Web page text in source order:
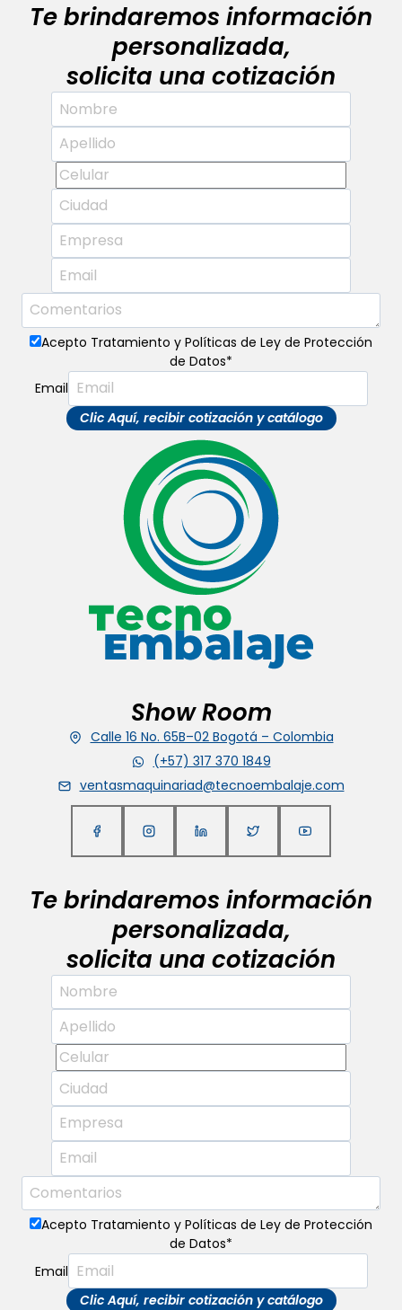
Te brindaremos información
personalizada,
solicita una cotización
Acepto Tratamiento y Políticas de Ley de Protección
de Datos*
Email
Clic Aquí, recibir cotización y catálogo
Show Room
Calle 16 No. 65B–02 Bogotá – Colombia
(+57) 317 370 1849
ventasmaquinariad@tecnoembalaje.com
Te brindaremos información
personalizada,
solicita una cotización
Acepto Tratamiento y Políticas de Ley de Protección
de Datos*
Email
Clic Aquí, recibir cotización y catálogo